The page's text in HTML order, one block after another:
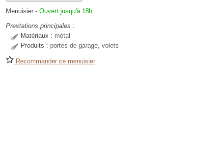
Menuisier - Ouvert jusqu'à 18h
Prestations principales :
Matériaux : métal
Produits : portes de garage, volets
Recommander ce menuisier